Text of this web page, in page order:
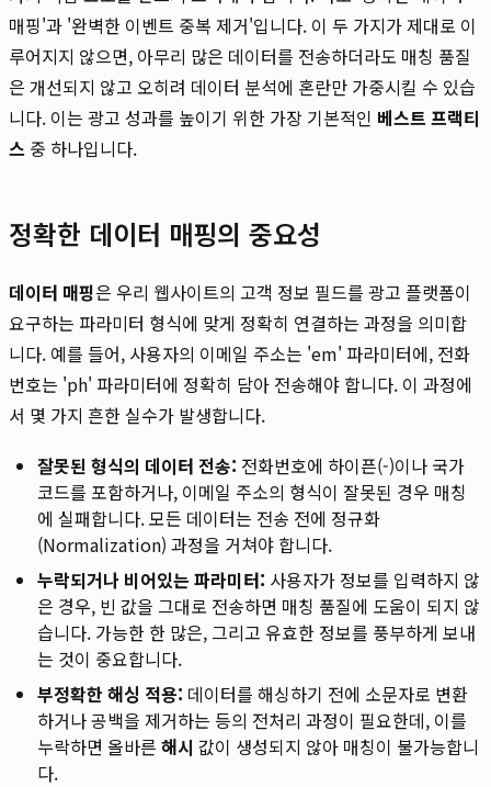
매핑'과 '완벽한 이벤트 중복 제거'입니다. 이 두 가지가 제대로 이
루어지지 않으면, 아무리 많은 데이터를 전송하더라도 매칭 품질
은 개선되지 않고 오히려 데이터 분석에 혼란만 가중시킬 수 있습
니다. 이는 광고 성과를 높이기 위한 가장 기본적인 베스트 프랙티
스 중 하나입니다.
정확한 데이터 매핑의 중요성
데이터 매핑은 우리 웹사이트의 고객 정보 필드를 광고 플랫폼이
요구하는 파라미터 형식에 맞게 정확히 연결하는 과정을 의미합
니다. 예를 들어, 사용자의 이메일 주소는 'em' 파라미터에, 전화
번호는 'ph' 파라미터에 정확히 담아 전송해야 합니다. 이 과정에
서 몇 가지 흔한 실수가 발생합니다.
잘못된 형식의 데이터 전송: 전화번호에 하이픈(-)이나 국가
코드를 포함하거나, 이메일 주소의 형식이 잘못된 경우 매칭
에 실패합니다. 모든 데이터는 전송 전에 정규화
(Normalization) 과정을 거쳐야 합니다.
누락되거나 비어있는 파라미터: 사용자가 정보를 입력하지 않
은 경우, 빈 값을 그대로 전송하면 매칭 품질에 도움이 되지 않
습니다. 가능한 한 많은, 그리고 유효한 정보를 풍부하게 보내
는 것이 중요합니다.
부정확한 해싱 적용: 데이터를 해싱하기 전에 소문자로 변환
하거나 공백을 제거하는 등의 전처리 과정이 필요한데, 이를
누락하면 올바른 해시 값이 생성되지 않아 매칭이 불가능합니
다.